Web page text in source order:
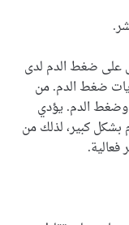
على ضغط الدم لدى
ضغط الدم. من
وضغط الدم. يؤدي
الدم بشكل كبير، لذلك من
فعالية.